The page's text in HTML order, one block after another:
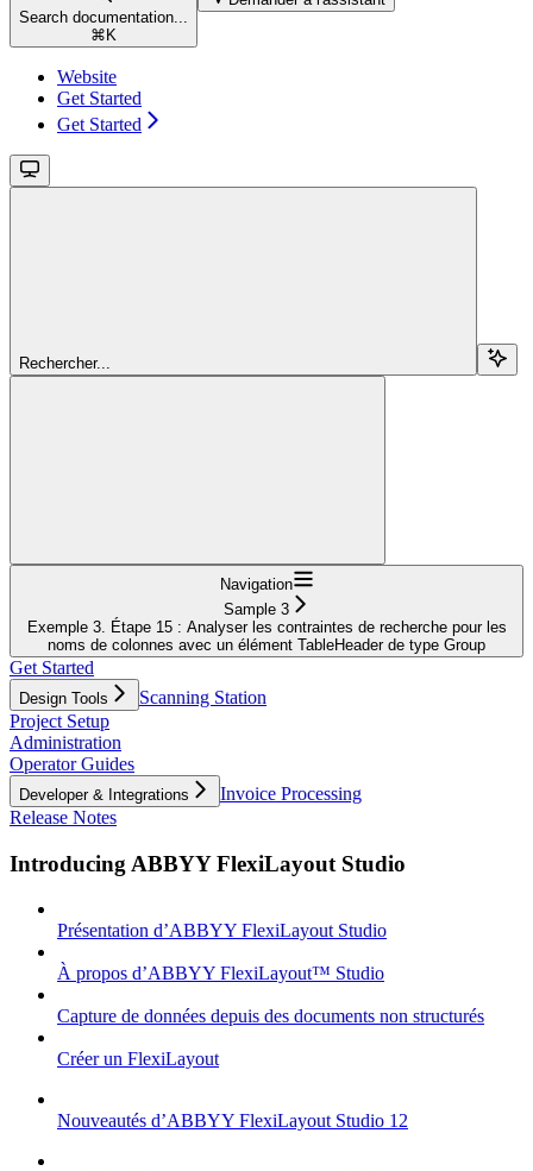
Search documentation...
⌘ K
Website
Get Started
Get Started
Rechercher...
Navigation
Sample 3
Exemple 3. Étape 15 : Analyser les contraintes de recherche pour les
noms de colonnes avec un élément TableHeader de type Group
Get Started
Design Tools
Scanning Station
Project Setup
Administration
Operator Guides
Developer & Integrations
Invoice Processing
Release Notes
Introducing ABBYY FlexiLayout Studio
Présentation d’ABBYY FlexiLayout Studio
À propos d’ABBYY FlexiLayout™ Studio
Capture de données depuis des documents non structurés
Créer un FlexiLayout
Nouveautés d’ABBYY FlexiLayout Studio 12